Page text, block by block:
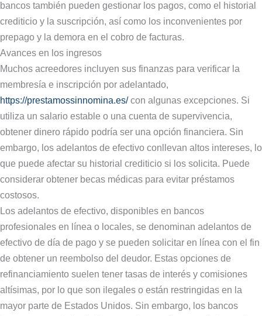
bancos también pueden gestionar los pagos, como el historial
crediticio y la suscripción, así como los inconvenientes por
prepago y la demora en el cobro de facturas.
Avances en los ingresos
Muchos acreedores incluyen sus finanzas para verificar la
membresía e inscripción por adelantado,
https://prestamossinnomina.es/con algunas excepciones. Si
utiliza un salario estable o una cuenta de supervivencia,
obtener dinero rápido podría ser una opción financiera. Sin
embargo, los adelantos de efectivo conllevan altos intereses, lo
que puede afectar su historial crediticio si los solicita. Puede
considerar obtener becas médicas para evitar préstamos
costosos.
Los adelantos de efectivo, disponibles en bancos
profesionales en línea o locales, se denominan adelantos de
efectivo de día de pago y se pueden solicitar en línea con el fin
de obtener un reembolso del deudor. Estas opciones de
refinanciamiento suelen tener tasas de interés y comisiones
altísimas, por lo que son ilegales o están restringidas en la
mayor parte de Estados Unidos. Sin embargo, los bancos